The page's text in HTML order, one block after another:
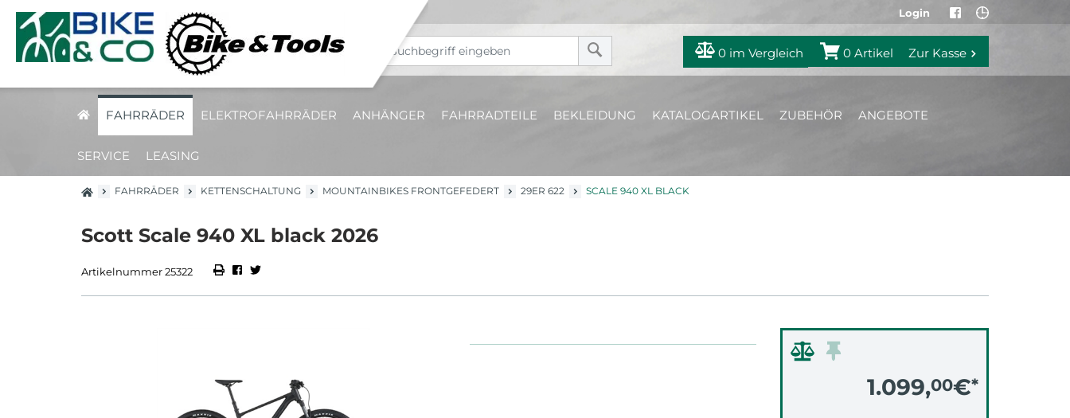
Login
0 im Vergleich 0 Artikel Zur Kasse
FAHRRÄDER ELEKTROFAHRRÄDER ANHÄNGER FAHRRADTEILE BEKLEIDUNG KATALOGARTIKEL ZUBEHÖR ANGEBOTE
SERVICE LEASING
FAHRRÄDER KETTENSCHALTUNG MOUNTAINBIKES FRONTGEFEDERT 29ER 622 SCALE 940 XL BLACK
Scott Scale 940 XL black 2026
Artikelnummer 25322
1.099,00€*